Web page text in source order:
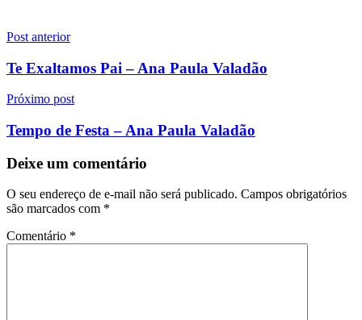
Navegação
de
Post anterior
Te Exaltamos Pai – Ana Paula Valadão
Próximo post
Tempo de Festa – Ana Paula Valadão
Deixe um comentário
O seu endereço de e-mail não será publicado. Campos obrigatórios
são marcados com *
Comentário *